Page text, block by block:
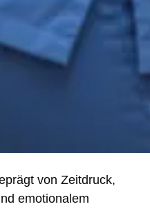
von Zeitdruck,
emotionalem